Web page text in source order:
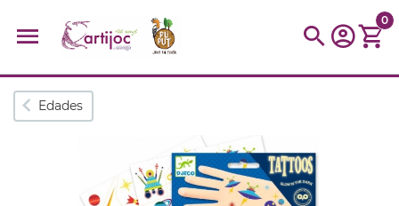
Búsquedas populares
Moulin
montessori
kidynight Puzzle
Botella
0
Edades